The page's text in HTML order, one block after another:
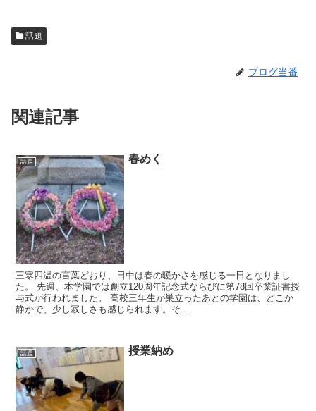
話題
ブログ当番
関連記事
話題 春めく
三寒四温の言葉どおり、日中は春の暖かさを感じる一日となりまし
た。 先週、本学園では創立120周年記念式ならびに第78回卒業証書授
与式が行われました。 高校三年生が巣立ったあとの学園は、どこか
静かで、少し寂しさも感じられます。そ...
話題 授業納め